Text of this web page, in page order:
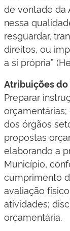
de vontade da
nessa
resguardar,
direitos, ou
a si própria”
Atribuições
Preparar
dos órgãos
propostas
elaborando a
Município,
cumprimento
avaliação
atividades;
orçamentária.